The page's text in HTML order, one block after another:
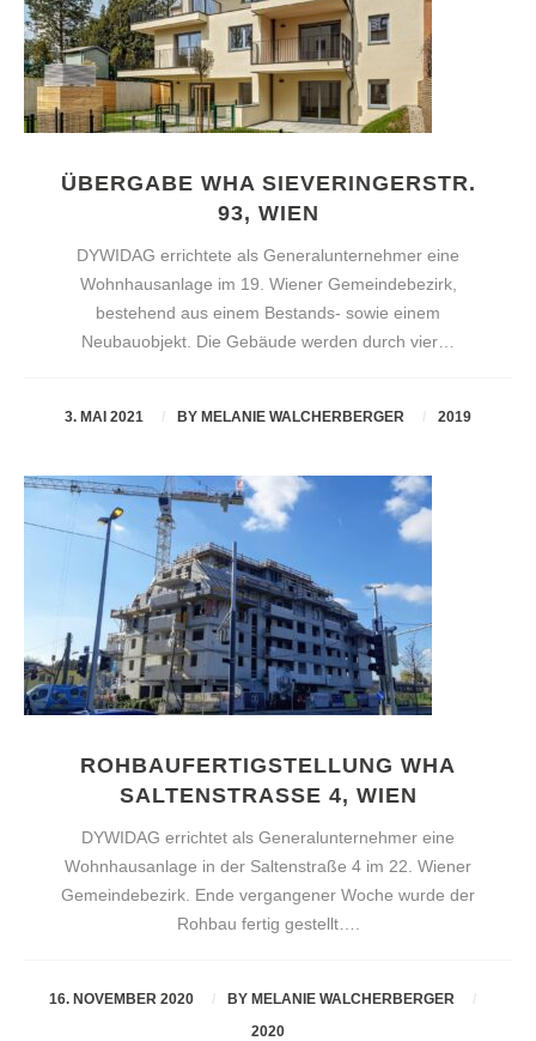
ÜBERGABE WHA SIEVERINGERSTR.
93, WIEN
DYWIDAG errichtete als Generalunternehmer eine
Wohnhausanlage im 19. Wiener Gemeindebezirk,
bestehend aus einem Bestands- sowie einem
Neubauobjekt. Die Gebäude werden durch vier…
3. MAI 2021 BY MELANIE WALCHERBERGER 2019
ROHBAUFERTIGSTELLUNG WHA
SALTENSTRASSE 4, WIEN
DYWIDAG errichtet als Generalunternehmer eine
Wohnhausanlage in der Saltenstraße 4 im 22. Wiener
Gemeindebezirk. Ende vergangener Woche wurde der
Rohbau fertig gestellt….
16. NOVEMBER 2020 BYMELANIE WALCHERBERGER
2020